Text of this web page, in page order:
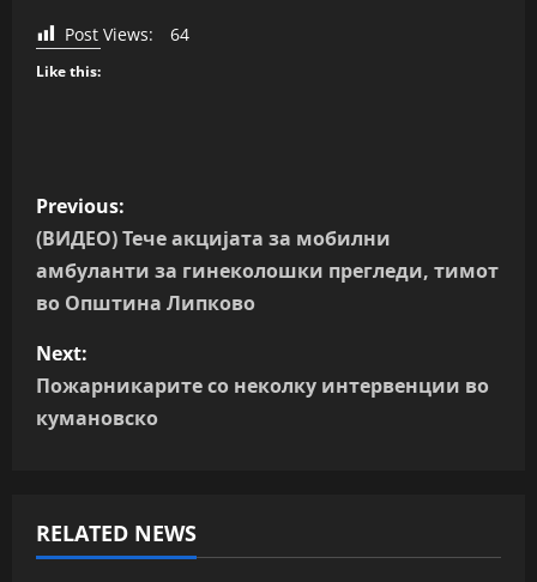
Post Views: 64
Like this:
P
o
s
t
n
i
Previous:
(ВИДЕО) Тече акцијата за мобилни
амбуланти за гинеколошки прегледи, тимот
во Општина Липково
Next:
Пожарникарите со неколку интервенции во
кумановско
RELATED NEWS